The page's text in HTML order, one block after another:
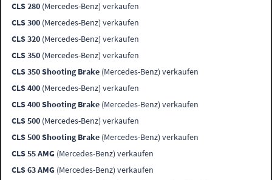
CLS 280 (Mercedes-Benz) verkaufen
CLS 300 (Mercedes-Benz) verkaufen
CLS 320 (Mercedes-Benz) verkaufen
CLS 350 (Mercedes-Benz) verkaufen
CLS 350 Shooting Brake (Mercedes-Benz) verkaufen
CLS 400 (Mercedes-Benz) verkaufen
CLS 400 Shooting Brake (Mercedes-Benz) verkaufen
CLS 500 (Mercedes-Benz) verkaufen
CLS 500 Shooting Brake (Mercedes-Benz) verkaufen
CLS 55 AMG (Mercedes-Benz) verkaufen
CLS 63 AMG (Mercedes-Benz) verkaufen